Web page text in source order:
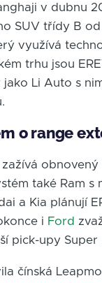
v dubnu
SUV třídy B od
využívá
trhu jsou
Li Auto s
o range
obnovený
také Ram s
a Kia plánují
i Ford
pick-upy Super
čínská